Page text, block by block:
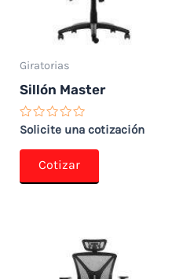
Giratorias
Sillón Master
Valorado
con
0
Solicite una cotización
Cotizar